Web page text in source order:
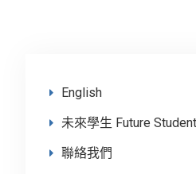
English
未來學生 Future Student
聯絡我們